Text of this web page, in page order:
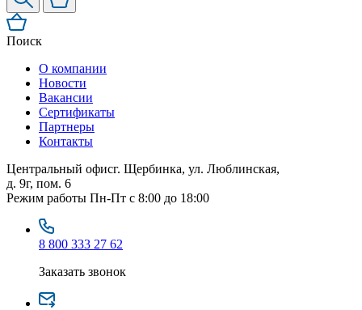
Поиск
О компании
Новости
Вакансии
Сертификаты
Партнеры
Контакты
Центральный офисг. Щербинка, ул. Люблинская,
д. 9г, пом. 6
Режим работы Пн-Пт с 8:00 до 18:00
8 800 333 27 62
Заказать звонок